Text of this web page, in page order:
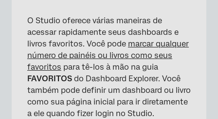
O Studio oferece várias maneiras de
acessar rapidamente seus dashboards e
livros favoritos. Você pode marcar qualquer
número de painéis ou livros como seus
favoritos para tê-los à mão na guia
FAVORITOS do Dashboard Explorer. Você
também pode definir um dashboard ou livro
como sua página inicial para ir diretamente
a ele quando fizer login no Studio.